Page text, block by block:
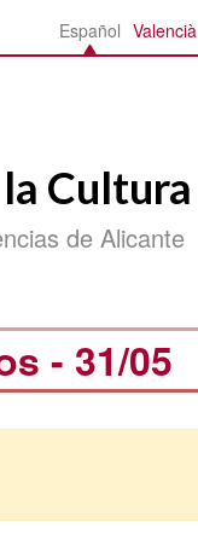
Español Valencià
Cultura
de Alicante
- 31/05